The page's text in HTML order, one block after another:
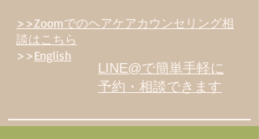
>>Zoomでのヘアケアカウンセリング相
談はこちら
>>English
LINE@で簡単手軽に
予約・相談できます